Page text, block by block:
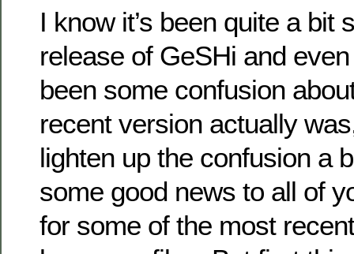
I know it’s been quite a bit
release of GeSHi and even
been some confusion
recent version actually
lighten up the confusion a
some good news to all of
for some of the most